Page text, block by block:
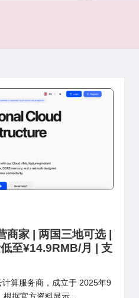
家 | 两国三地可选 |
至¥14.9RMB/月 | 支
算服务商，成立于 2025年9